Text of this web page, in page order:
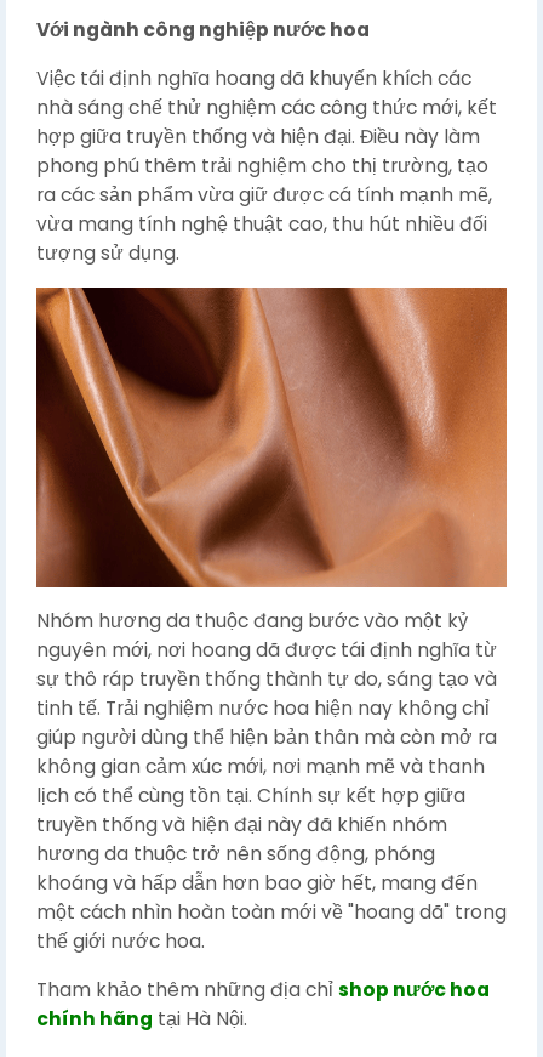
Với ngành công nghiệp nước hoa
Việc tái định nghĩa hoang dã khuyến khích các
nhà sáng chế thử nghiệm các công thức mới, kết
hợp giữa truyền thống và hiện đại. Điều này làm
phong phú thêm trải nghiệm cho thị trường, tạo
ra các sản phẩm vừa giữ được cá tính mạnh mẽ,
vừa mang tính nghệ thuật cao, thu hút nhiều đối
tượng sử dụng.
Nhóm hương da thuộc đang bước vào một kỷ
nguyên mới, nơi hoang dã được tái định nghĩa từ
sự thô ráp truyền thống thành tự do, sáng tạo và
tinh tế. Trải nghiệm nước hoa hiện nay không chỉ
giúp người dùng thể hiện bản thân mà còn mở ra
không gian cảm xúc mới, nơi mạnh mẽ và thanh
lịch có thể cùng tồn tại. Chính sự kết hợp giữa
truyền thống và hiện đại này đã khiến nhóm
hương da thuộc trở nên sống động, phóng
khoáng và hấp dẫn hơn bao giờ hết, mang đến
một cách nhìn hoàn toàn mới về "hoang dã" trong
thế giới nước hoa.
Tham khảo thêm những địa chỉshop nước hoa
chính hãng tại Hà Nội.